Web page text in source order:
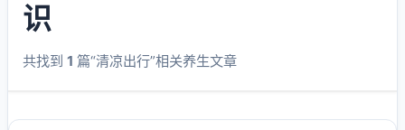
识
共找到 1 篇“清凉出行”相关养生文章